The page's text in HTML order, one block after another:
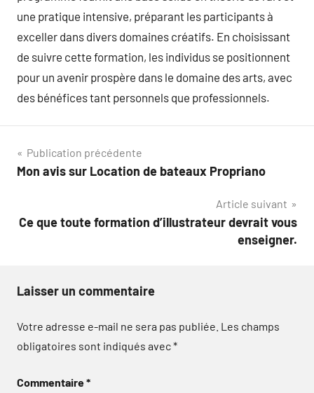
une pratique intensive, préparant les participants à
exceller dans divers domaines créatifs. En choisissant
de suivre cette formation, les individus se positionnent
pour un avenir prospère dans le domaine des arts, avec
des bénéfices tant personnels que professionnels.
Navigation
de
Publication précédente
Mon avis sur Location de bateaux Propriano
Article suivant
Ce que toute formation d’illustrateur devrait vous
enseigner.
Laisser un commentaire
Votre adresse e-mail ne sera pas publiée. Les champs
obligatoires sont indiqués avec*
Commentaire*